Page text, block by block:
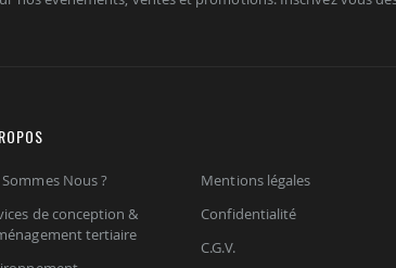
Nous ?
de conception &
tertiaire
Mentions légales
Confidentialité
C.G.V.